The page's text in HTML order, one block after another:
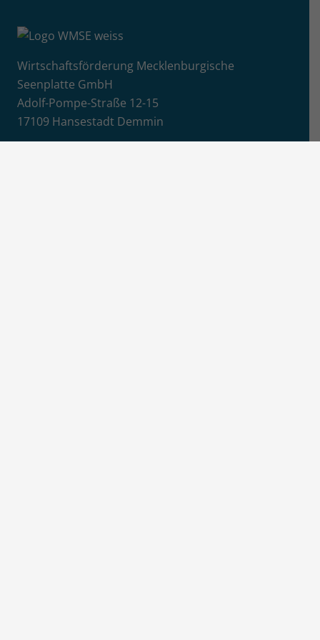
Wirtschaftsförderung Mecklenburgische
Seenplatte GmbH
Adolf-Pompe-Straße 12-15
17109 Hansestadt Demmin